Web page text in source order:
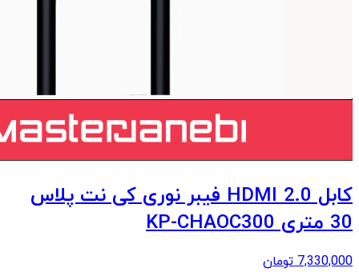
کابل 2.0 HDMI فیبر نوری کی نت پلاس
30 متری KP-CHAOC300
7,330,000 تومان